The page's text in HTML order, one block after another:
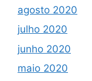
agosto 2020
julho 2020
junho 2020
maio 2020